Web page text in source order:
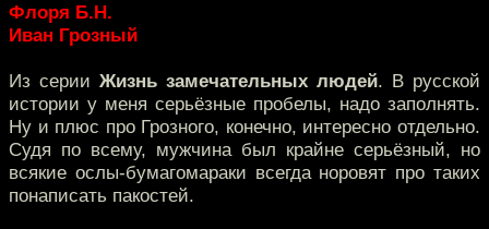
Флоря Б.Н.
Иван Грозный
Из серии Жизнь замечательных людей. В русской
истории у меня серьёзные пробелы, надо заполнять.
Ну и плюс про Грозного, конечно, интересно отдельно.
Судя по всему, мужчина был крайне серьёзный, но
всякие ослы-бумагомараки всегда норовят про таких
понаписать пакостей.